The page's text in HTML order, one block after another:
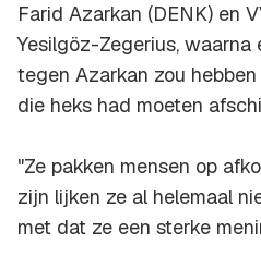
Farid Azarkan (DENK) en
Yesilgöz-Zegerius,
tegen Azarkan zou
die heks had moeten
"Ze pakken mensen op
zijn lijken ze al helemaal
met dat ze een sterke